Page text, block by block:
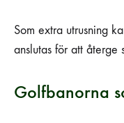
Som extra utrusning
anslutas för att återge
Golfbanorna